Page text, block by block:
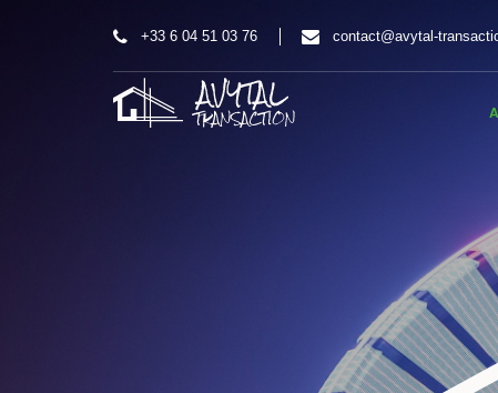
+33 6 04 51 03 76 contact@avytal-